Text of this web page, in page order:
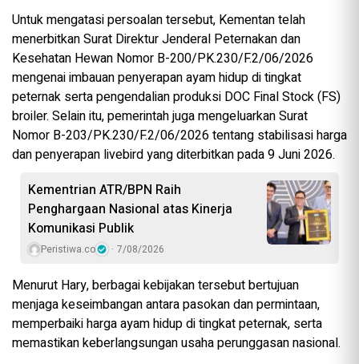
Untuk mengatasi persoalan tersebut, Kementan telah
menerbitkan Surat Direktur Jenderal Peternakan dan
Kesehatan Hewan Nomor B-200/PK.230/F.2/06/2026
mengenai imbauan penyerapan ayam hidup di tingkat
peternak serta pengendalian produksi DOC Final Stock (FS)
broiler. Selain itu, pemerintah juga mengeluarkan Surat
Nomor B-203/PK.230/F.2/06/2026 tentang stabilisasi harga
dan penyerapan livebird yang diterbitkan pada 9 Juni 2026.
Kementrian ATR/BPN Raih
Penghargaan Nasional atas Kinerja
Komunikasi Publik
Peristiwa.co 7/08/2026
Menurut Hary, berbagai kebijakan tersebut bertujuan
menjaga keseimbangan antara pasokan dan permintaan,
memperbaiki harga ayam hidup di tingkat peternak, serta
memastikan keberlangsungan usaha perunggasan nasional.